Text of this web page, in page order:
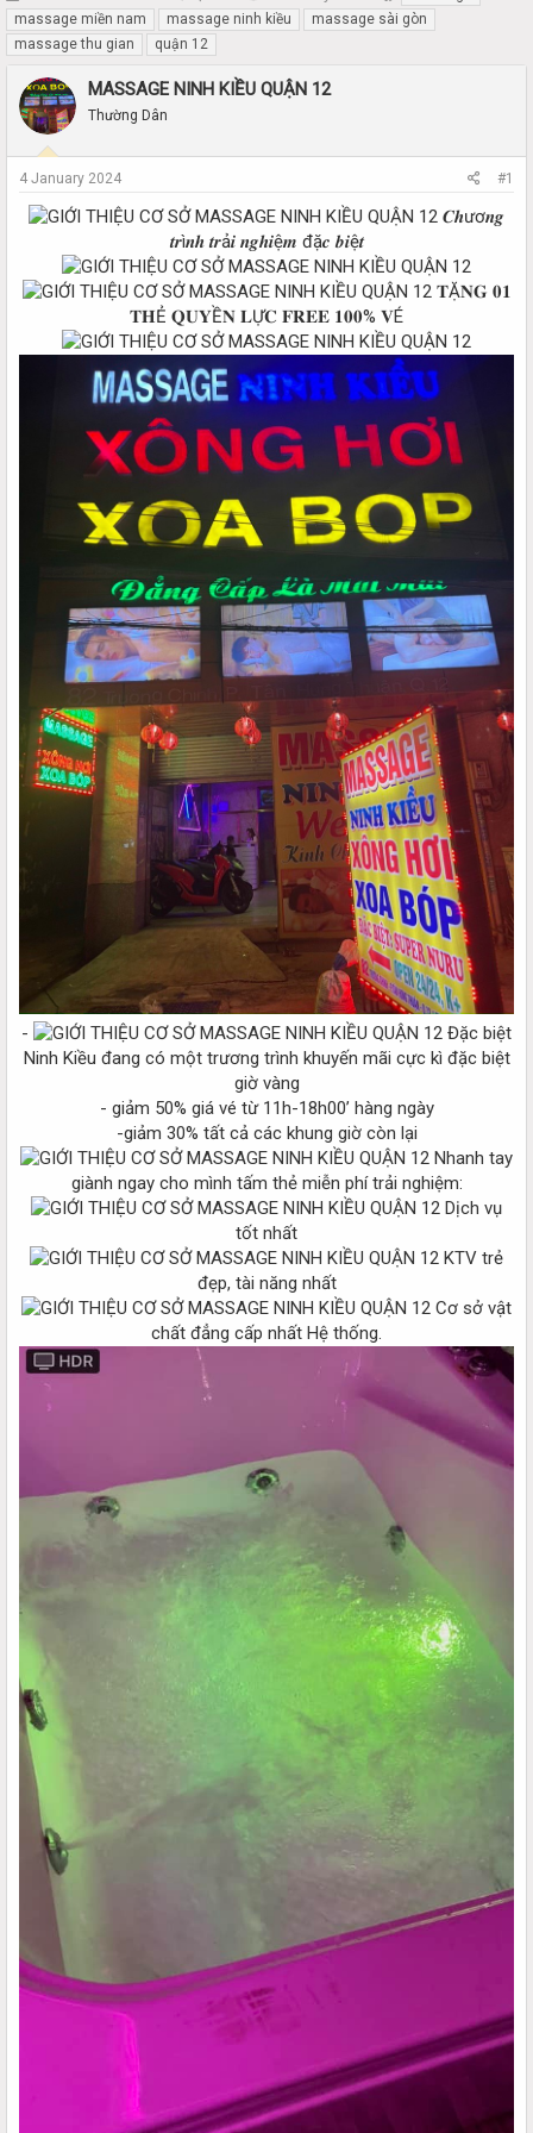
h
r
e
d
s
r
e
t
a
t
d
massage miền nam
massage ninh kiều
massage sài gòn
massage thu gian
quận 12
MASSAGE NINH KIỀU QUẬN 12
Thường Dân
4 January 2024 #1
𝑪𝒉ươ𝒏𝒈
𝒕𝒓ì𝒏𝒉 𝒕𝒓ả𝒊 𝒏𝒈𝒉𝒊ệ𝒎 đặ𝒄 𝒃𝒊ệ𝒕
𝐓Ặ𝐍𝐆 𝟎𝟏
𝐓𝐇Ẻ 𝐐𝐔𝐘Ề𝐍 𝐋Ự𝐂 𝐅𝐑𝐄𝐄 𝟏𝟎𝟎% 𝐕É
-
Đặc biệt
Ninh Kiều đang có một trương trình khuyến mãi cực kì đặc biệt
giờ vàng
- giảm 50% giá vé từ 11h-18h00’ hàng ngày
-giảm 30% tất cả các khung giờ còn lại
Nhanh tay
giành ngay cho mình tấm thẻ miễn phí trải nghiệm:
Dịch vụ
tốt nhất
KTV trẻ
đẹp, tài năng nhất
Cơ sở vật
chất đẳng cấp nhất Hệ thống.